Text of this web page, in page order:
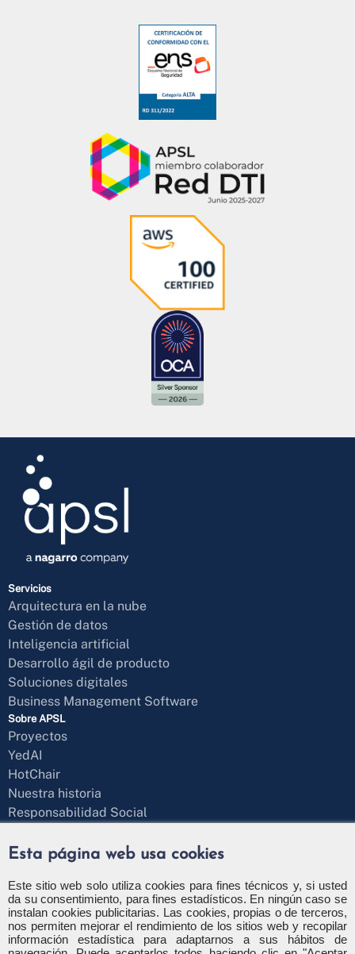
Servicios
Arquitectura en la nube
Gestión de datos
Inteligencia artificial
Desarrollo ágil de producto
Soluciones digitales
Business Management Software
Sobre APSL
Proyectos
YedAI
HotChair
Nuestra historia
Responsabilidad Social
¿Hablamos?
Formulario de contacto
+34 971 43 97 71
info@apsl.net
Esta página web usa cookies
Este sitio web solo utiliza cookies para fines técnicos y, si usted
da su consentimiento, para fines estadísticos. En ningún caso se
instalan cookies publicitarias. Las cookies, propias o de terceros,
nos permiten mejorar el rendimiento de los sitios web y recopilar
información estadística para adaptarnos a sus hábitos de